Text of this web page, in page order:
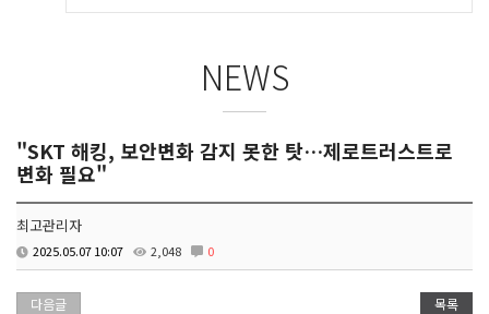
NEWS
"SKT 해킹, 보안변화 감지 못한 탓…제로트러스트로
변화 필요"
최고관리자
2025.05.07 10:07 2,048 0
다음글 목록